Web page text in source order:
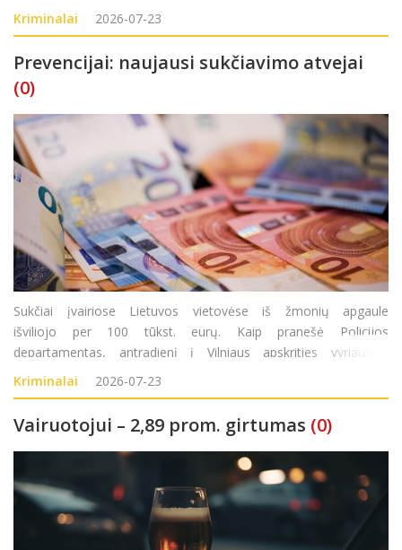
surado didelį kiekį sodyboje auginamų kanapių augalų. Atlikę
kratą Kupiškio rajono gyventojo (
Kriminalai 2026-07-23
Prevencijai: naujausi sukčiavimo atvejai
(0)
Sukčiai įvairiose Lietuvos vietovėse iš žmonių apgaule
išviliojo per 100 tūkst. eurų. Kaip pranešė Policijos
departamentas, antradienį į Vilniaus apskrities vyriausiąjį
policijos komisariatą (AVPK) kreipėsi 1950 metais gimusi
moteris. Ji pranešė, kad pirmadienį
Kriminalai 2026-07-23
Vairuotojui – 2,89 prom. girtumas (0)